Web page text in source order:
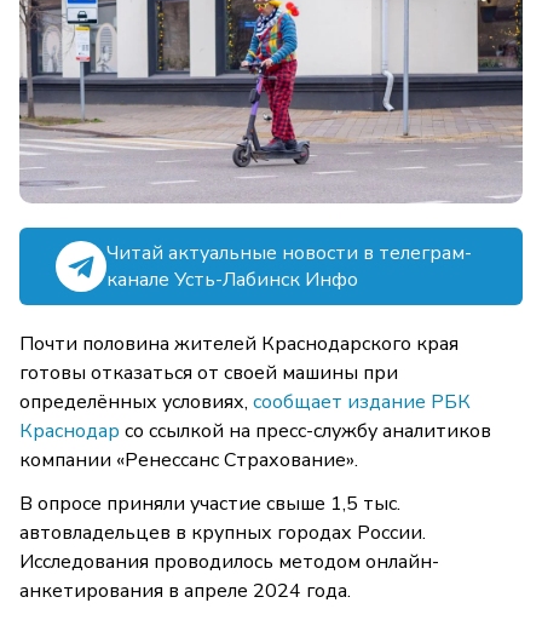
Читай актуальные новости в телеграм-
канале Усть-Лабинск Инфо
Почти половина жителей Краснодарского края
готовы отказаться от своей машины при
определённых условиях, сообщает издание РБК
Краснодар со ссылкой на пресс-службу аналитиков
компании «Ренессанс Страхование».
В опросе приняли участие свыше 1,5 тыс.
автовладельцев в крупных городах России.
Исследования проводилось методом онлайн-
анкетирования в апреле 2024 года.